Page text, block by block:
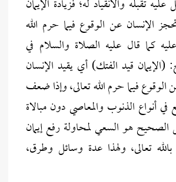
تقبله والانقياد له؛ فزيادة الإيمان
الإنسان عن الوقوع فيما حرم الله
كما قال عليه الصلاة والسلام في
قيد الفتك) أي يقيد الإنسان
فيما حرم الله تعالى، وإذا ضعف
في أنواع الذنوب والمعاصي دون مبالاة
الصحيح هو السعي لمحاولة رفع إيمان
تعالى، ولهذا عدة وسائل وطرق،